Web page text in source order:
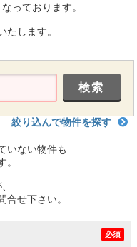
っております。
たします。
絞り込んで物件を探す
いない物件も
。
合せ下さい。
必須